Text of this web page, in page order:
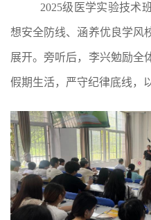
2025级医学实验技术
想安全防线、涵养优良学风
展开。旁听后，李兴勉励全
假期生活，严守纪律底线，